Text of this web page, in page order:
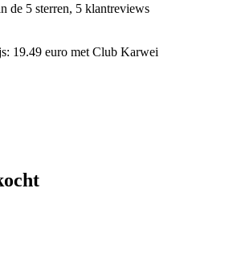
de 5 sterren, 5 klantreviews
19.49 euro met Club Karwei